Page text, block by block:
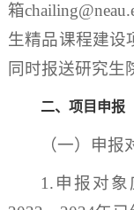
箱
生精品课程建设
同时报送研究生
二、项目申报
（一）申报
1.申报对象